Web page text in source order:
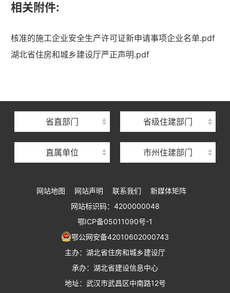
相关附件:
核准的施工企业安全生产许可证新申请事项企业名单.pdf
湖北省住房和城乡建设厅严正声明.pdf
省直部门 省级住建部门
直属单位
湖北省住建厅机关后勤服务中心
湖北省住房保障中心
湖北省建设工程质量安全监督总站
湖北省建设工程标准定额管理总站
湖北省住建厅执业资格注册中心
湖北省城乡建设发展中心
湖北城市建设职业技术学院
市州住建部门
网站地图 网站声明 联系我们
新媒体矩阵
网站标识码：4200000048
鄂ICP备05011090号-1
鄂公网安备42010602000743
主办：湖北省住房和城乡建设厅
承办：湖北省建设信息中心
地址：武汉市武昌区中南路12号